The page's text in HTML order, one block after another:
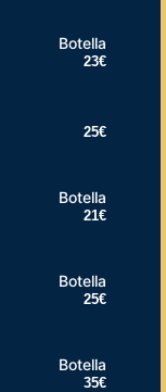
Botella
23€
25€
Botella
21€
Botella
25€
Botella
35€